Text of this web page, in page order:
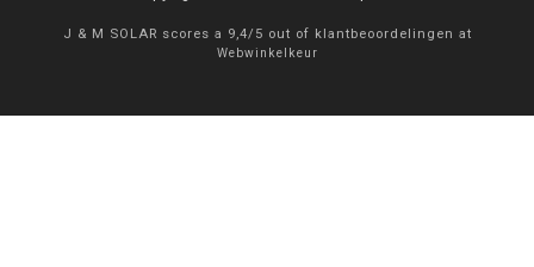
J & M SOLAR scores a 9,4/ 5 out of klantbeoordelingen at
Webwinkelkeur